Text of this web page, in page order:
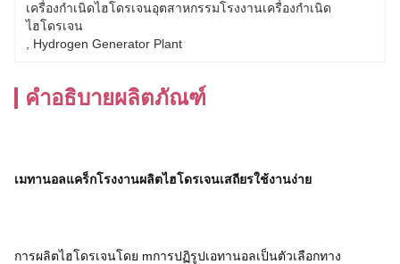
เครื่องกำเนิดไฮโดรเจนอุตสาหกรรมโรงงานเครื่องกำเนิด
ไฮโดรเจน
Hydrogen Generator Plant
คำอธิบายผลิตภัณฑ์
เมทานอลแคร็กโรงงานผลิตไฮโดรเจนเสถียรใช้งานง่าย
การผลิตไฮโดรเจนโดย mการปฏิรูปเอทานอลเป็นตัวเลือกทาง